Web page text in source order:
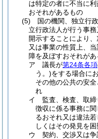
は特定の者に不当に
おそれがあるもの
(5)
国の機関、独立行
立行政法人が行う事
開示することにより
又は事業の性質上、
障を及ぼすおそれが
ア
議長が第24条各項
う。)をする場合に
その他の公共の安
れ
イ
監査、検査、取
徴収に係る事務に
るおそれ又は違法
しくはその発見を
ウ
契約、交渉又は